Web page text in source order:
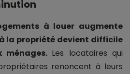
à louer augmente
la propriété devient difficile
ménages. Les locataires qui
renoncent à leurs